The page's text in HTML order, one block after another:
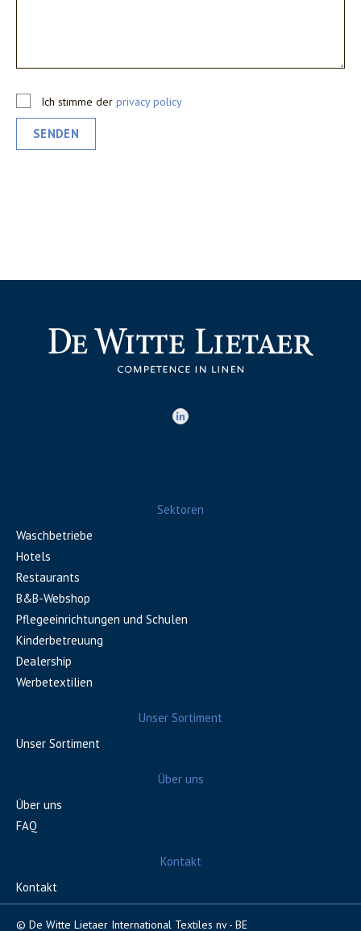
Ich stimme der privacy policy
SENDEN
Sektoren
Waschbetriebe
Hotels
Restaurants
B&B-Webshop
Pflegeeinrichtungen und Schulen
Kinderbetreuung
Dealership
Werbetextilien
Unser Sortiment
Unser Sortiment
Über uns
Über uns
FAQ
Kontakt
Kontakt
© De Witte Lietaer International Textiles nv - BE